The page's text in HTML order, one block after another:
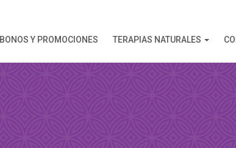
BONOS Y PROMOCIONES TERAPIAS NATURALES